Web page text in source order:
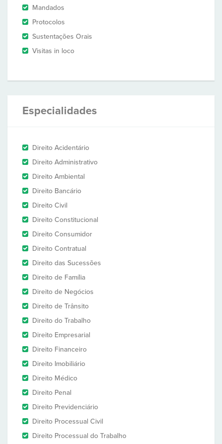
Mandados
Protocolos
Sustentações Orais
Visitas in loco
Especialidades
Direito Acidentário
Direito Administrativo
Direito Ambiental
Direito Bancário
Direito Civil
Direito Constitucional
Direito Consumidor
Direito Contratual
Direito das Sucessões
Direito de Família
Direito de Negócios
Direito de Trânsito
Direito do Trabalho
Direito Empresarial
Direito Financeiro
Direito Imobiliário
Direito Médico
Direito Penal
Direito Previdenciário
Direito Processual Civil
Direito Processual do Trabalho